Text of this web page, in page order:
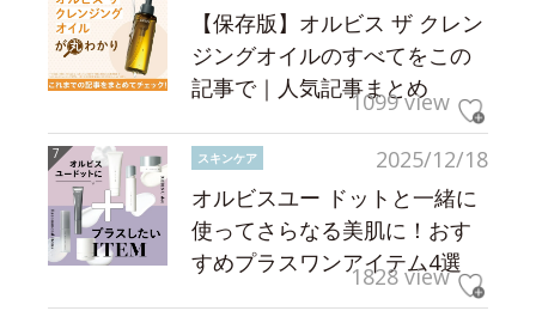
【保存版】オルビス ザ クレン
ジングオイルのすべてをこの
記事で｜人気記事まとめ
1099 view
2025/12/18
スキンケア
オルビスユー ドットと一緒に
使ってさらなる美肌に！おす
すめプラスワンアイテム4選
1828 view